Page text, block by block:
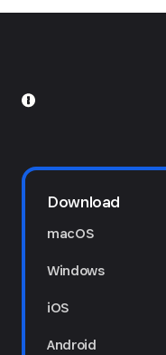
Download
macOS
Windows
iOS
Android